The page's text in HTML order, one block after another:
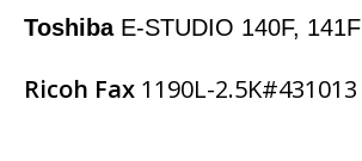
ToshibaE-STUDIO 140F, 141F
Ricoh Fax 1190L-2.5K#431013